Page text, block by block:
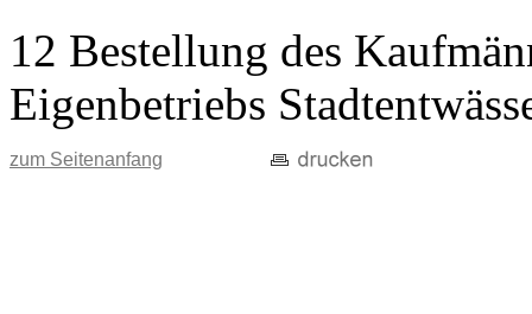
12 Bestellung des
Eigenbetriebs
zum Seitenanfang